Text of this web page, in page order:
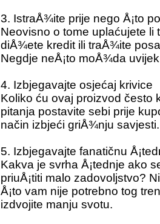
3. IstraÅ¾ite prije nego Å¡to
Neovisno o tome uplaćujete
diÅ¾ete kredit ili traÅ¾ite
Negdje neÅ¡to moÅ¾da
4. Izbjegavajte osjećaj krivice
Koliko ću ovaj proizvod često
pitanja postavite sebi prije
način izbjeći griÅ¾nju savjesti.
5. Izbjegavajte fanatičnu
Kakva je svrha Å¡tednje ako
priuÅ¡titi malo zadovoljstvo?
Å¡to vam nije potrebno tog
izdvojite manju svotu.